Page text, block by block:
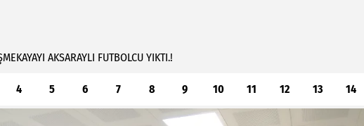
AKSARAYLI FUTBOLCU YIKTI.!
4 5 6 7 8 9 10 11 12 13 14